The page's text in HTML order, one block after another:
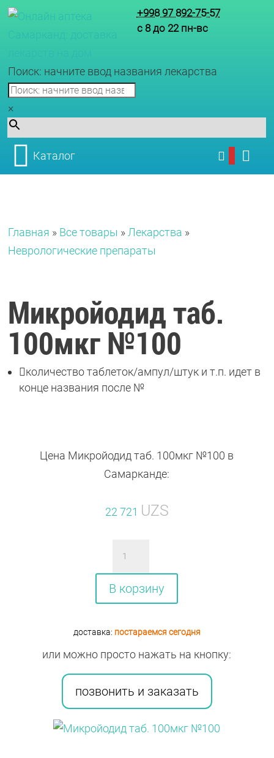
+998 97 892-75-57
с 8 до 22 пн-вс
Поиск: начните ввод названия лекарства
×
Каталог
Главная » Все товары » Лекарства »
Неврологические препараты
Микройодид таб.
100мкг №100
количество таблеток/ампул/штук и т.п. идет в
конце названия после №
Цена Микройодид таб. 100мкг №100 в
Самарканде:
22 721 UZS
Микройодид
таб.
№100
В корзину
доставка: постараемся сегодня
или можно просто нажать на кнопку:
позвонить и заказать